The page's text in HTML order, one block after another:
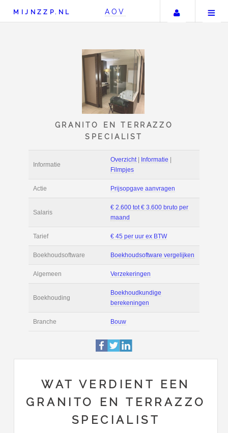
MIJNZZP.NL AOV Uw
GRANITO EN
SPECIALIST
Filmpjes
Salaris
Boekhoudsoftware
Algemeen Verzekeringen
Boekhouding
Boekhoudkundige
WAT VERDIENT EEN
GRANITO EN TERRAZZO
SPECIALIST